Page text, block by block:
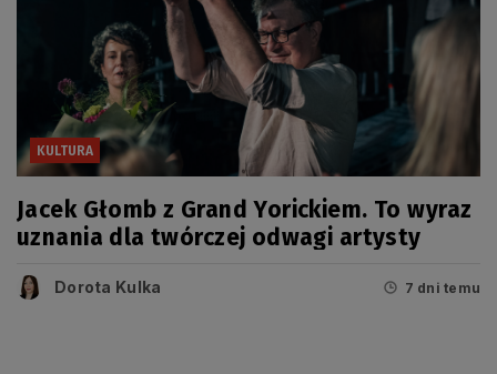
KULTURA
Jacek Głomb z Grand Yorickiem. To wyraz
uznania dla twórczej odwagi artysty
Dorota Kulka 7 dni temu